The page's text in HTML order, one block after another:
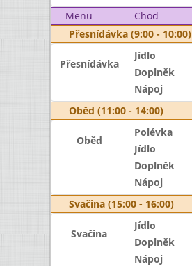
Menu
Chod
Přesnídávka (9:00 - 10:00)
Přesnídávka
Jídlo
Doplněk
Nápoj
Oběd (11:00 - 14:00)
Oběd
Polévka
Jídlo
Doplněk
Nápoj
Svačina (15:00 - 16:00)
Svačina
Jídlo
Doplněk
Nápoj